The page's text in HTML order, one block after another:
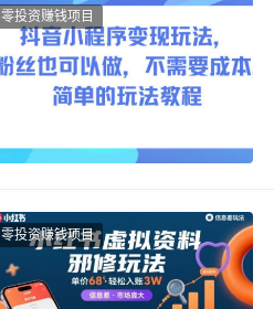
零投资赚钱项目
零投资赚钱项目